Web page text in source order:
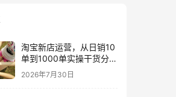
淘宝新店运营，从日销10
单到1000单实操干货分
享！
2026年7月30日